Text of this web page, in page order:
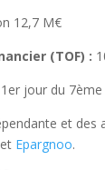
12,7 M€
(TOF) :
1er jour du
et
et Epargnoo.